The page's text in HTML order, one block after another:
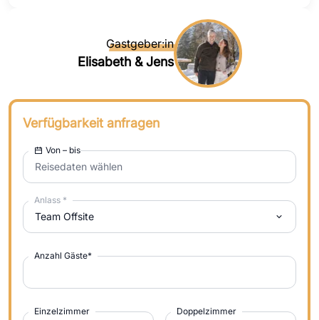
Gastgeber:in
Elisabeth & Jens
Verfügbarkeit anfragen
Reisedaten wählen
Von – bis
Team Offsite
Anlass *
Anzahl Gäste*
Einzelzimmer Doppelzimmer